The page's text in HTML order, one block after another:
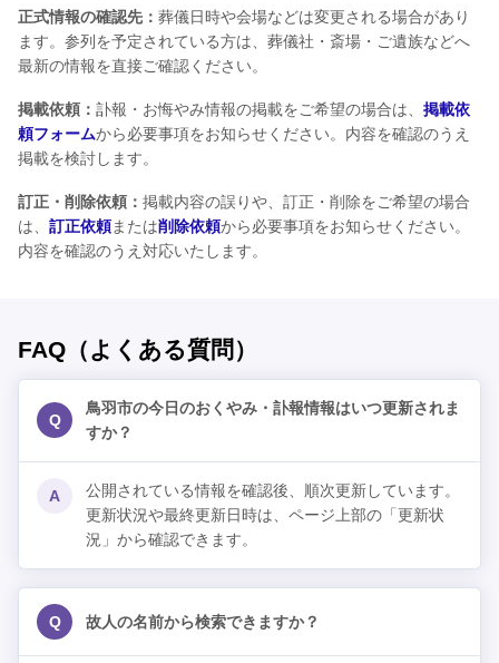
正式情報の確認先： 葬儀日時や会場などは変更される場合があり
ます。参列を予定されている方は、葬儀社・斎場・ご遺族などへ
最新の情報を直接ご確認ください。
掲載依頼： 訃報・お悔やみ情報の掲載をご希望の場合は、 掲載依
頼フォームから必要事項をお知らせください。内容を確認のうえ
掲載を検討します。
訂正・削除依頼： 掲載内容の誤りや、訂正・削除をご希望の場合
は、 訂正依頼または削除依頼から必要事項をお知らせください。
内容を確認のうえ対応いたします。
FAQ（よくある質問）
Q
鳥羽市の今日のおくやみ・訃報情報はいつ更新されま
すか？
A
公開されている情報を確認後、順次更新しています。
更新状況や最終更新日時は、ページ上部の「更新状
況」から確認できます。
Q 故人の名前から検索できますか？